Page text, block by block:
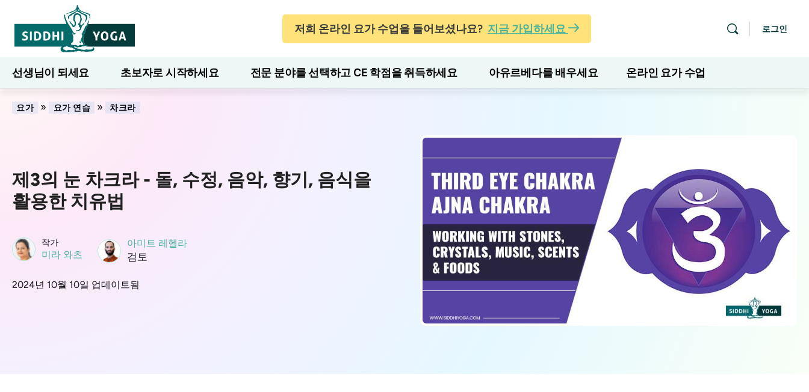
저희 온라인 요가 수업을 들어보셨나요? 지금 가입하세요 로그인
선생님이 되세요 초보자로 시작하세요 전문 분야를 선택하고 CE 학점을 취득하세요 아유르베다를 배우세요 온라인 요가 수업
7일간의 웰니스 블로그
요가 » 요가 연습 » 차크라
제3의 눈 차크라 - 돌, 수정, 음악, 향기, 음식을
활용한 치유법
작가
미라 와츠
아미트 레헬라
검토
2024년 10월 10일 업데이트됨